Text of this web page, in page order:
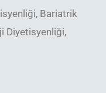
Bariatrik
Diyetisyenliği,